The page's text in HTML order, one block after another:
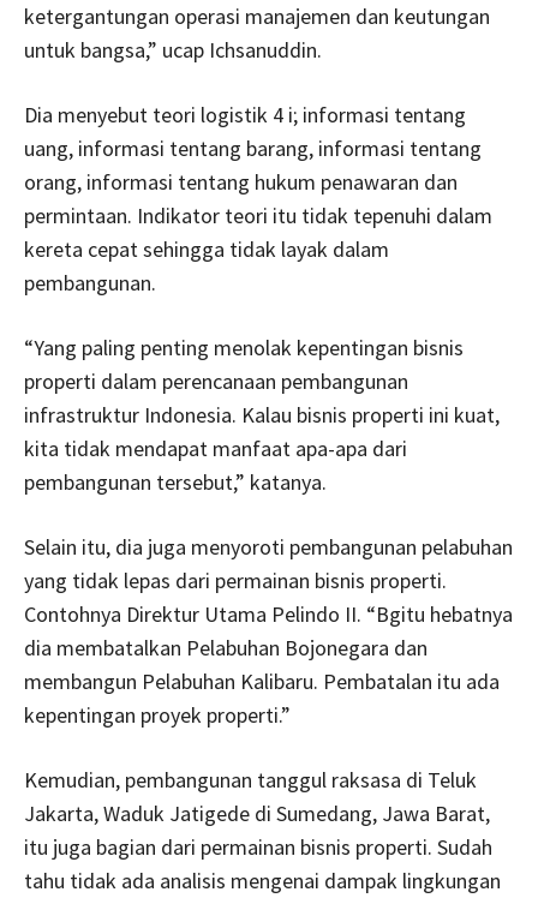
ketergantungan operasi manajemen dan keutungan
untuk bangsa,” ucap Ichsanuddin.
Dia menyebut teori logistik 4 i; informasi tentang
uang, informasi tentang barang, informasi tentang
orang, informasi tentang hukum penawaran dan
permintaan. Indikator teori itu tidak tepenuhi dalam
kereta cepat sehingga tidak layak dalam
pembangunan.
“Yang paling penting menolak kepentingan bisnis
properti dalam perencanaan pembangunan
infrastruktur Indonesia. Kalau bisnis properti ini kuat,
kita tidak mendapat manfaat apa-apa dari
pembangunan tersebut,” katanya.
Selain itu, dia juga menyoroti pembangunan pelabuhan
yang tidak lepas dari permainan bisnis properti.
Contohnya Direktur Utama Pelindo II. “Bgitu hebatnya
dia membatalkan Pelabuhan Bojonegara dan
membangun Pelabuhan Kalibaru. Pembatalan itu ada
kepentingan proyek properti.”
Kemudian, pembangunan tanggul raksasa di Teluk
Jakarta, Waduk Jatigede di Sumedang, Jawa Barat,
itu juga bagian dari permainan bisnis properti. Sudah
tahu tidak ada analisis mengenai dampak lingkungan